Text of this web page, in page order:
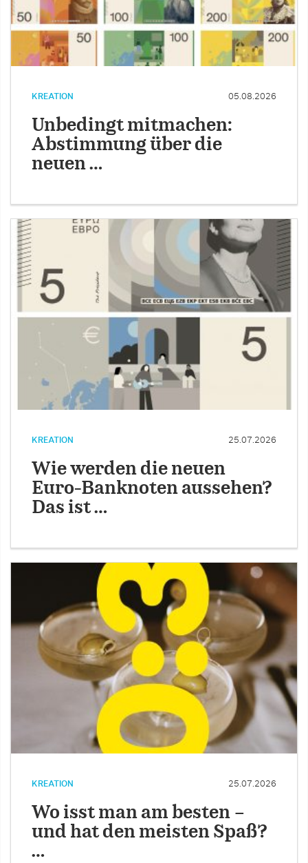
KREATION 05.08.2026
Unbedingt mitmachen:
Abstimmung über die
neuen …
KREATION 25.07.2026
Wie werden die neuen
Euro-Banknoten aussehen?
Das ist …
KREATION 25.07.2026
Wo isst man am besten –
und hat den meisten Spaß?
…